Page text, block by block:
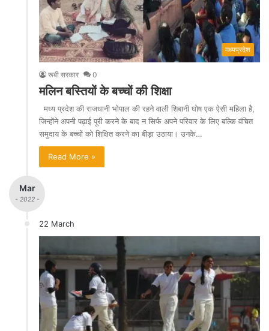
मध्यप्रदेश
रूबी सरकार 0
मलिन बस्तियों के बच्चों की शिक्षा
मध्य प्रदेश की राजधानी भोपाल की रहने वाली शिबानी घोष एक ऐसी महिला है,
जिन्होंने अपनी पढ़ाई पूरी करने के बाद न सिर्फ अपने परिवार के लिए बल्कि वंचित
समुदाय के बच्चों को शिक्षित करने का बीड़ा उठाया। उनके…
Read More »
Mar
- 2022 -
22 March